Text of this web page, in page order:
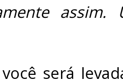
será